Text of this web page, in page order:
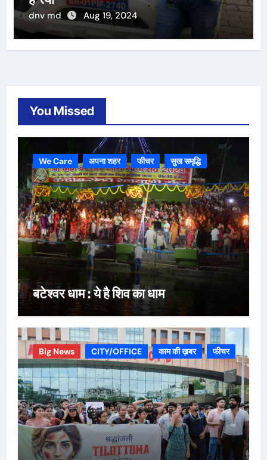
dnv md Aug 19, 2024
You Missed
We Care अपना शहर फीचर सुख समृद्धि
बटेश्वर धाम : ये है शिव का धाम
Big News CITY/OFFICE काम की ख़बर फीचर